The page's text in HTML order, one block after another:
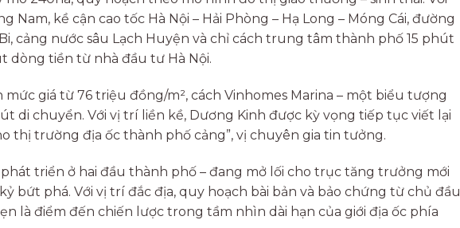
Nam, kề cận cao tốc Hà Nội – Hải Phòng – Hạ Long – Móng Cái, đường
cảng nước sâu Lạch Huyện và chỉ cách trung tâm thành phố 15 phút
dòng tiền từ nhà đầu tư Hà Nội.
mức giá từ 76 triệu đồng/m², cách Vinhomes Marina – một biểu tượng
di chuyển. Với vị trí liền kề, Dương Kinh được kỳ vọng tiếp tục viết lại
thị trường địa ốc thành phố cảng”, vị chuyên gia tin tưởng.
phát triển ở hai đầu thành phố – đang mở lối cho trục tăng trưởng mới
bứt phá. Với vị trí đắc địa, quy hoạch bài bản và bảo chứng từ chủ đầu
là điểm đến chiến lược trong tầm nhìn dài hạn của giới địa ốc phía